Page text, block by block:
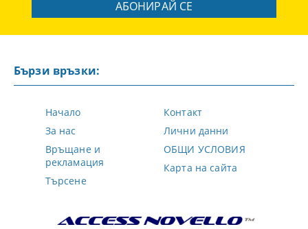
Бързи връзки:
Начало
За нас
Връщане и
рекламация
Търсене
Контакт
Лични данни
ОБЩИ УСЛОВИЯ
Карта на сайта